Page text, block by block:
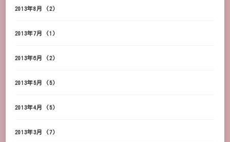
2013年8月 (2)
2013年7月 (1)
2013年6月 (2)
2013年5月 (5)
2013年4月 (5)
2013年3月 (7)